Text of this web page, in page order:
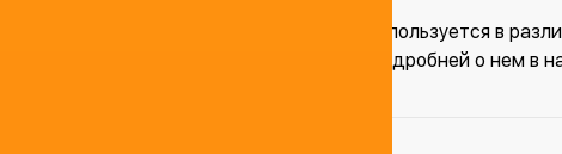
Керосин используется в
авиации. Подробней о нем в